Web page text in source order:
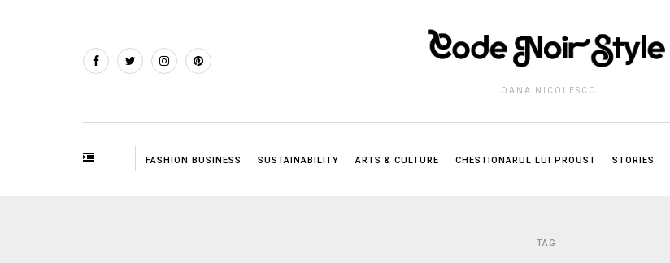
IOANA NICOLESCO
FASHION BUSINESS SUSTAINABILITY ARTS & CULTURE CHESTIONARUL LUI PROUST STORIES
TAG